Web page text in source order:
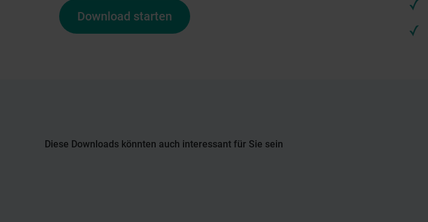
Diese Downloads könnten auch interessant für Sie sein